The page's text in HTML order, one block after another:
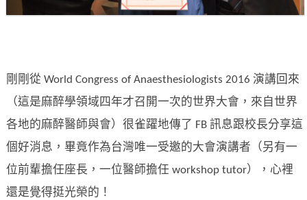
剛剛從 World Congress of Anaesthesiologists 2016 演講回來
（這是麻醉學領域四年才召開一次的世界大會，來自世界
各地的麻醉醫師與會）很雀躍地傳了 FB 訊息跟校長分享這
個好消息，畢竟作為台灣唯一受邀的大會演講者（另有一
位前輩擔任座長，一位醫師擔任 workshop tutor），心裡
還是覺得挺光榮的！